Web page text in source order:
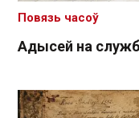
Адысей на
Повязь часоў